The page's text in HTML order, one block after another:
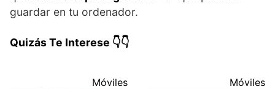
guardar en tu ordenador.
Quizás Te Interese 👇👇
Móviles Móviles